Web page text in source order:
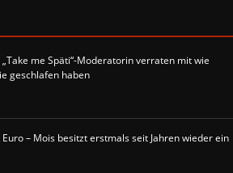
me Späti“-Moderatorin verraten mit wie
geschlafen haben
– Mois besitzt erstmals seit Jahren wieder ein